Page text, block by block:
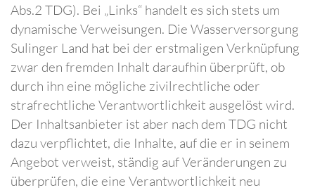
Abs.2 TDG). Bei „Links“ handelt es sich stets um
dynamische Verweisungen. Die Wasserversorgung
Sulinger Land hat bei der erstmaligen Verknüpfung
zwar den fremden Inhalt daraufhin überprüft, ob
durch ihn eine mögliche zivilrechtliche oder
strafrechtliche Verantwortlichkeit ausgelöst wird.
Der Inhaltsanbieter ist aber nach dem TDG nicht
dazu verpflichtet, die Inhalte, auf die er in seinem
Angebot verweist, ständig auf Veränderungen zu
überprüfen, die eine Verantwortlichkeit neu